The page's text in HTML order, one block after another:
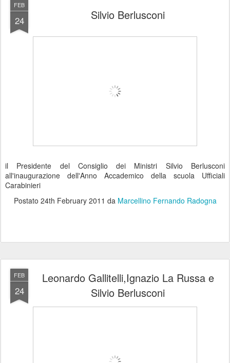
FEB
24 Silvio Berlusconi
il Presidente del Consiglio dei Ministri Silvio Berlusconi
all'inaugurazione dell'Anno Accademico della scuola Ufficiali
Carabinieri
Postato 24th February 2011 da Marcellino Fernando Radogna
FEB
24
Leonardo Gallitelli,Ignazio La Russa e
Silvio Berlusconi